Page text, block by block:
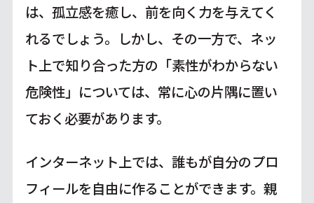
は、孤立感を癒し、前を向く力を与えてく
れるでしょう。しかし、その一方で、ネッ
ト上で知り合った方の「素性がわからない
危険性」については、常に心の片隅に置い
ておく必要があります。
インターネット上では、誰もが自分のプロ
フィールを自由に作ることができます。親